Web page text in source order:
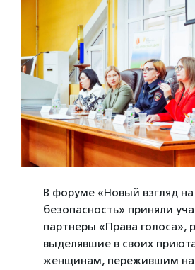
В форуме «Новый взгляд на
безопасность» приняли
партнеры «Права голоса»,
выделявшие в своих
женщинам, пережившим